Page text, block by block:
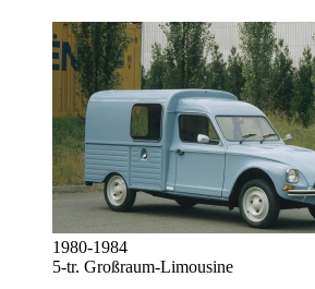
1980-1984
5-tr. Großraum-Limousine